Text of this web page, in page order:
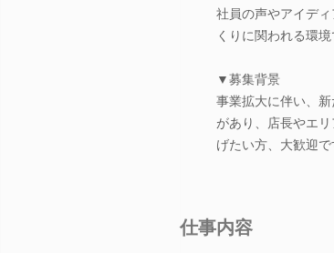
社員の声やアイデ
くりに関われる環境
▼募集背景
事業拡大に伴い、
があり、店長やエ
げたい方、大歓迎で
仕事内容